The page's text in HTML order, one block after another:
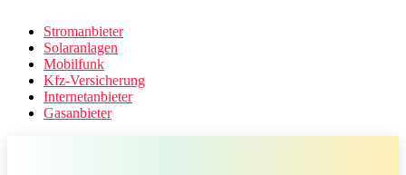
Stromanbieter
Solaranlagen
Mobilfunk
Kfz-Versicherung
Internetanbieter
Gasanbieter